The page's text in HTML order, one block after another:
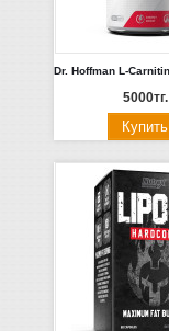
5000тг.